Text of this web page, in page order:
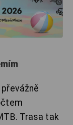
Trasa tak